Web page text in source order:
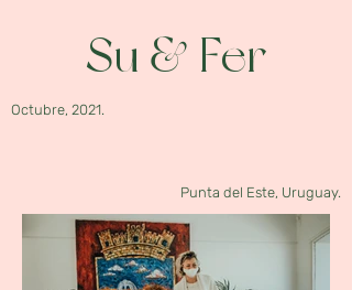
Su & Fer
Octubre, 2021.
Punta del Este, Uruguay.